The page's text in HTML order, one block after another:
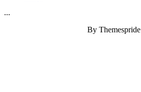
...
By Themespride